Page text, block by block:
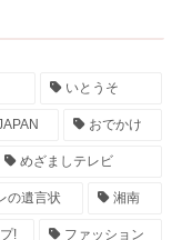
いとうそ
おでかけ
めざましテレビ
の遺言状 湘南
! ファッション